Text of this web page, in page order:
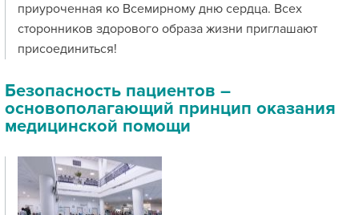
приуроченная ко Всемирному дню сердца. Всех
сторонников здорового образа жизни приглашают
присоединиться!
Безопасность пациентов –
основополагающий принцип оказания
медицинской помощи